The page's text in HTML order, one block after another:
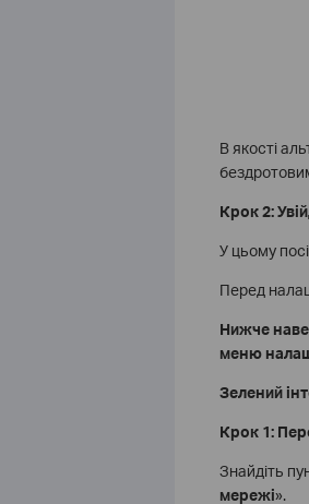
В якості
Крок 2:
У цьому
Перед
Нижче
меню
Зелений
Крок 1:
Знайдіть
мережі».